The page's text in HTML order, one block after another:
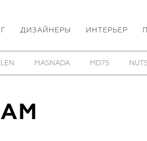
ДИЗАЙНЕРЫ ИНТЕРЬЕР
THOM/KROM TOBIAS BIRK NIELSEN